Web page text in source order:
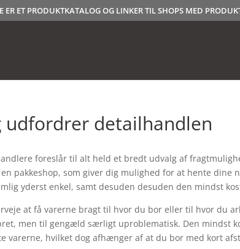
ER ET PRODUKTKATALOG OG LINKER TIL SHOPS MED
udfordrer detailhandlen
foreslår til alt held et bredt udvalg af
pakkeshop, som giver dig mulighed for at hente dine
yderst enkel, samt desuden desuden den mindst
at få varerne bragt til hvor du bor eller til hvor du
men til gengæld særligt uproblematisk. Den mindst
varerne, hvilket dog afhænger af at du bor med kort